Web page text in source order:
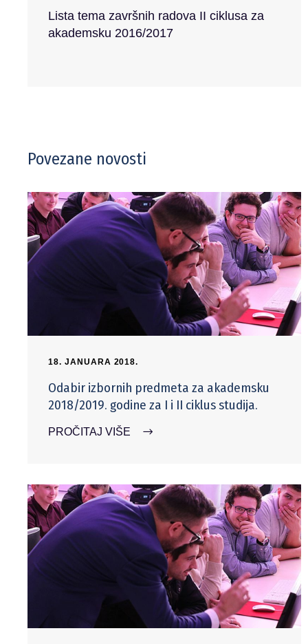
Lista tema završnih radova II ciklusa za
akademsku 2016/2017
Povezane novosti
18. JANUARA 2018.
Odabir izbornih predmeta za akademsku
2018/2019. godine za I i II ciklus studija.
PROČITAJ VIŠE